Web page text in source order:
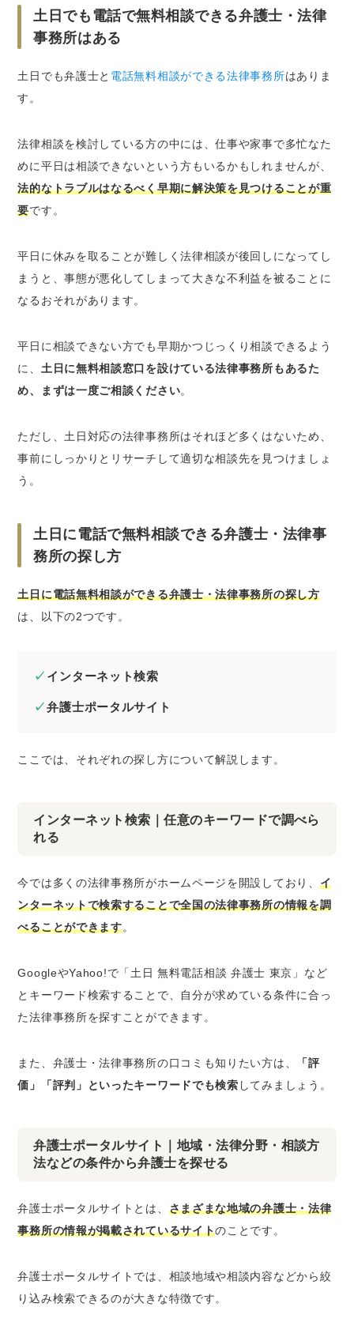
いつがよい？
士を探すなら、ベンナビがおすすめ
土日でも電話で無料相談できる弁護士・法律
事務所はある
土日でも弁護士と 電話無料相談ができる法律事務所はありま
す。
法律相談を検討している方の中には、仕事や家事で多忙なた
めに平日は相談できないという方もいるかもしれませんが、
法的なトラブルはなるべく早期に解決策を見つけることが重
要です。
平日に休みを取ることが難しく法律相談が後回しになってし
まうと、事態が悪化してしまって大きな不利益を被ることに
なるおそれがあります。
平日に相談できない方でも早期かつじっくり相談できるよう
に、 土日に無料相談窓口を設けている法律事務所もあるた
め、まずは一度ご相談ください。
ただし、土日対応の法律事務所はそれほど多くはないため、
事前にしっかりとリサーチして適切な相談先を見つけましょ
う。
土日に電話で無料相談できる弁護士・法律事
務所の探し方
土日に電話無料相談ができる弁護士・法律事務所の探し方
は、以下の2つです。
インターネット検索
弁護士ポータルサイト
ここでは、それぞれの探し方について解説します。
インターネット検索｜任意のキーワードで調べら
れる
今では多くの法律事務所がホームページを開設しており、 イ
ンターネットで検索することで全国の法律事務所の情報を調
べることができます。
GoogleやYahoo!で「土日 無料電話相談 弁護士 東京」など
とキーワード検索することで、自分が求めている条件に合っ
た法律事務所を探すことができます。
また、弁護士・法律事務所の口コミも知りたい方は、
「評
価」「評判」といったキーワードでも検索 してみましょう。
弁護士ポータルサイト｜地域・法律分野・相談方
法などの条件から弁護士を探せる
弁護士ポータルサイトとは、 さまざまな地域の弁護士・法律
事務所の情報が掲載されているサイトのことです。
弁護士ポータルサイトでは、相談地域や相談内容などから絞
り込み検索できるのが大きな特徴です。